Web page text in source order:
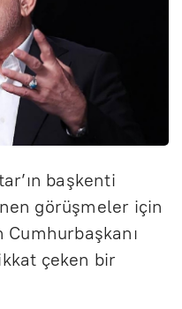
başkenti
görüşmeler için
Cumhurbaşkanı
çeken bir